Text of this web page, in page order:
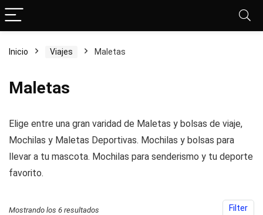
Inicio Viajes Maletas
Maletas
Elige entre una gran varidad de Maletas y bolsas de viaje,
Mochilas y Maletas Deportivas. Mochilas y bolsas para
llevar a tu mascota. Mochilas para senderismo y tu deporte
favorito.
Filter
Mostrando los 6 resultados